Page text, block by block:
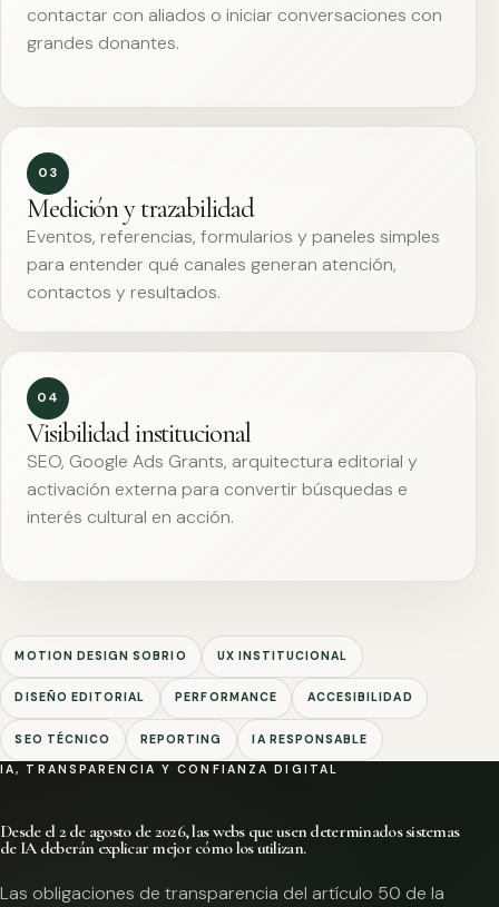
contactar con aliados o iniciar conversaciones con
grandes donantes.
03
Medición y trazabilidad
Eventos, referencias, formularios y paneles simples
para entender qué canales generan atención,
contactos y resultados.
04
Visibilidad institucional
SEO, Google Ads Grants, arquitectura editorial y
activación externa para convertir búsquedas e
interés cultural en acción.
MOTION DESIGN SOBRIO UX INSTITUCIONAL
DISEÑO EDITORIAL PERFORMANCE ACCESIBILIDAD
SEO TÉCNICO REPORTING IA RESPONSABLE
IA, TRANSPARENCIA Y CONFIANZA DIGITAL
Desde el 2 de agosto de 2026, las webs que usen determinados sistemas
de IA deberán explicar mejor cómo los utilizan.
Las obligaciones de transparencia del artículo 50 de la